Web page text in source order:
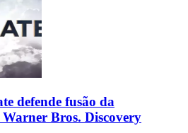
defende fusão da
Bros. Discovery